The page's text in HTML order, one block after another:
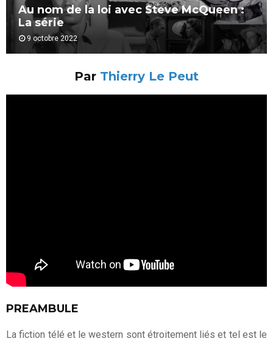
Au nom de la loi avec Steve McQueen :
La série
9 octobre 2022
Par Thierry Le Peut
PREAMBULE
La fiction télé et le western sont étroitement liés et tel est le